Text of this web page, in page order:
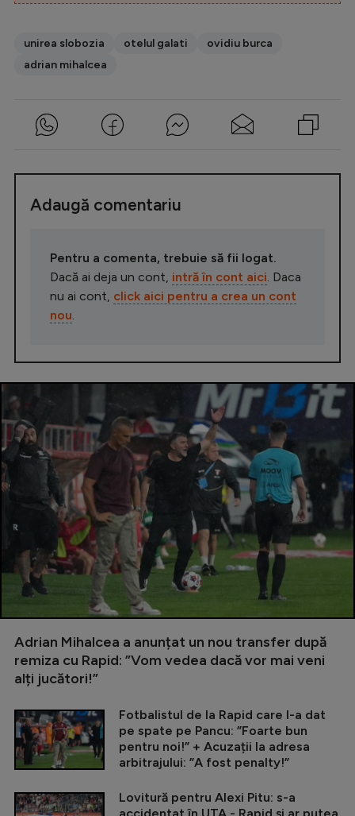
unirea slobozia otelul galati
ovidiu burca
adrian mihalcea
Adaugă comentariu
Pentru a comenta, trebuie să fii logat.
Dacă ai deja un cont, intră în cont aici . Daca
nu ai cont, click aici pentru a crea un cont
nou
Adrian Mihalcea a anunțat un nou transfer după
remiza cu Rapid: ”Vom vedea dacă vor mai veni
alți jucători!”
Fotbalistul de la Rapid care l-a dat
pe spate pe Pancu: ”Foarte bun
pentru noi!” + Acuzații la adresa
arbitrajului: ”A fost penalty!”
Lovitură pentru Alexi Pitu: s-a